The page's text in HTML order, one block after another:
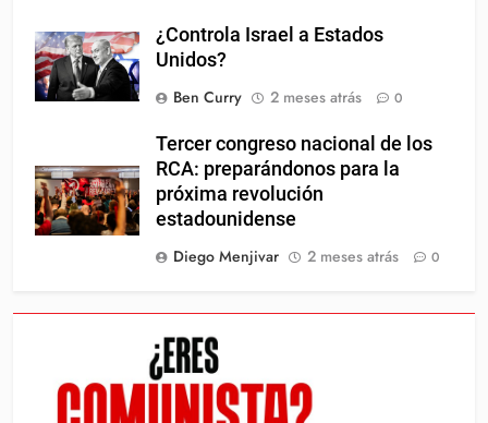
¿Controla Israel a Estados
Unidos?
Ben Curry
2 meses atrás 0
Tercer congreso nacional de los
RCA: preparándonos para la
próxima revolución
estadounidense
Diego Menjivar
2 meses atrás 0